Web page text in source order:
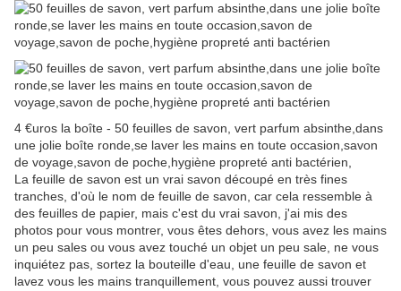
4 €uros la boîte - 50 feuilles de savon, vert parfum absinthe,dans
une jolie boîte ronde,se laver les mains en toute occasion,savon
de voyage,savon de poche,hygiène propreté anti bactérien,
La feuille de savon est un vrai savon découpé en très fines
tranches, d'où le nom de feuille de savon, car cela ressemble à
des feuilles de papier, mais c'est du vrai savon, j'ai mis des
photos pour vous montrer, vous êtes dehors, vous avez les mains
un peu sales ou vous avez touché un objet un peu sale, ne vous
inquiétez pas, sortez la bouteille d'eau, une feuille de savon et
lavez vous les mains tranquillement, vous pouvez aussi trouver